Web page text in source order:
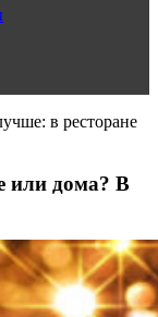
в ресторане
или дома? В